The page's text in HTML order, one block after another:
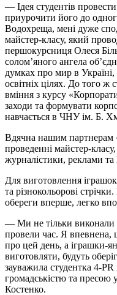
— Ідея студентів
приурочити його до
Водохреща, мені дуже
майстер-класу, який
першокурсниця Олеся
соломʼяного ангела
думках про мир в Україні,
освітніх цілях. До того ж
вміння з курсу
заходи та формувати
навчається в ЧНУ ім. Б.
Вдячна нашим партнерам
проведенні майстер-
журналістики, реклами та
Для виготовлення
та різнокольорові
обереги вперше, легко
— Ми не тільки виконали
провели час. Я впевнена,
про цей день, а іграшки-
виготовляти, будуть
зауважила студентка 4-PR
громадськістю та пресою
Костенко.